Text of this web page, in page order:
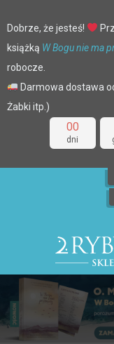
00
dni
Dobrze, że jesteś!
książką W Bogu nie ma
robocze.
Darmowa dostawa
Żabki itp.)